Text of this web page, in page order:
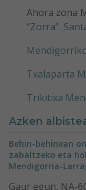
Ahora zona
“Zorra”
Txalaparta
Trikitixa
Azken
Behin-behinean
zabaltzeko eta
Mendigorria-
Gaur egun, NA-